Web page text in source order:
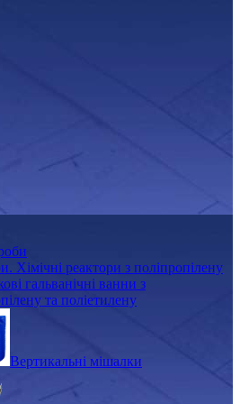
Хімічні реактори з поліпропілену
гальванічні ванни з
та поліетилену
Вертикальні мішалки